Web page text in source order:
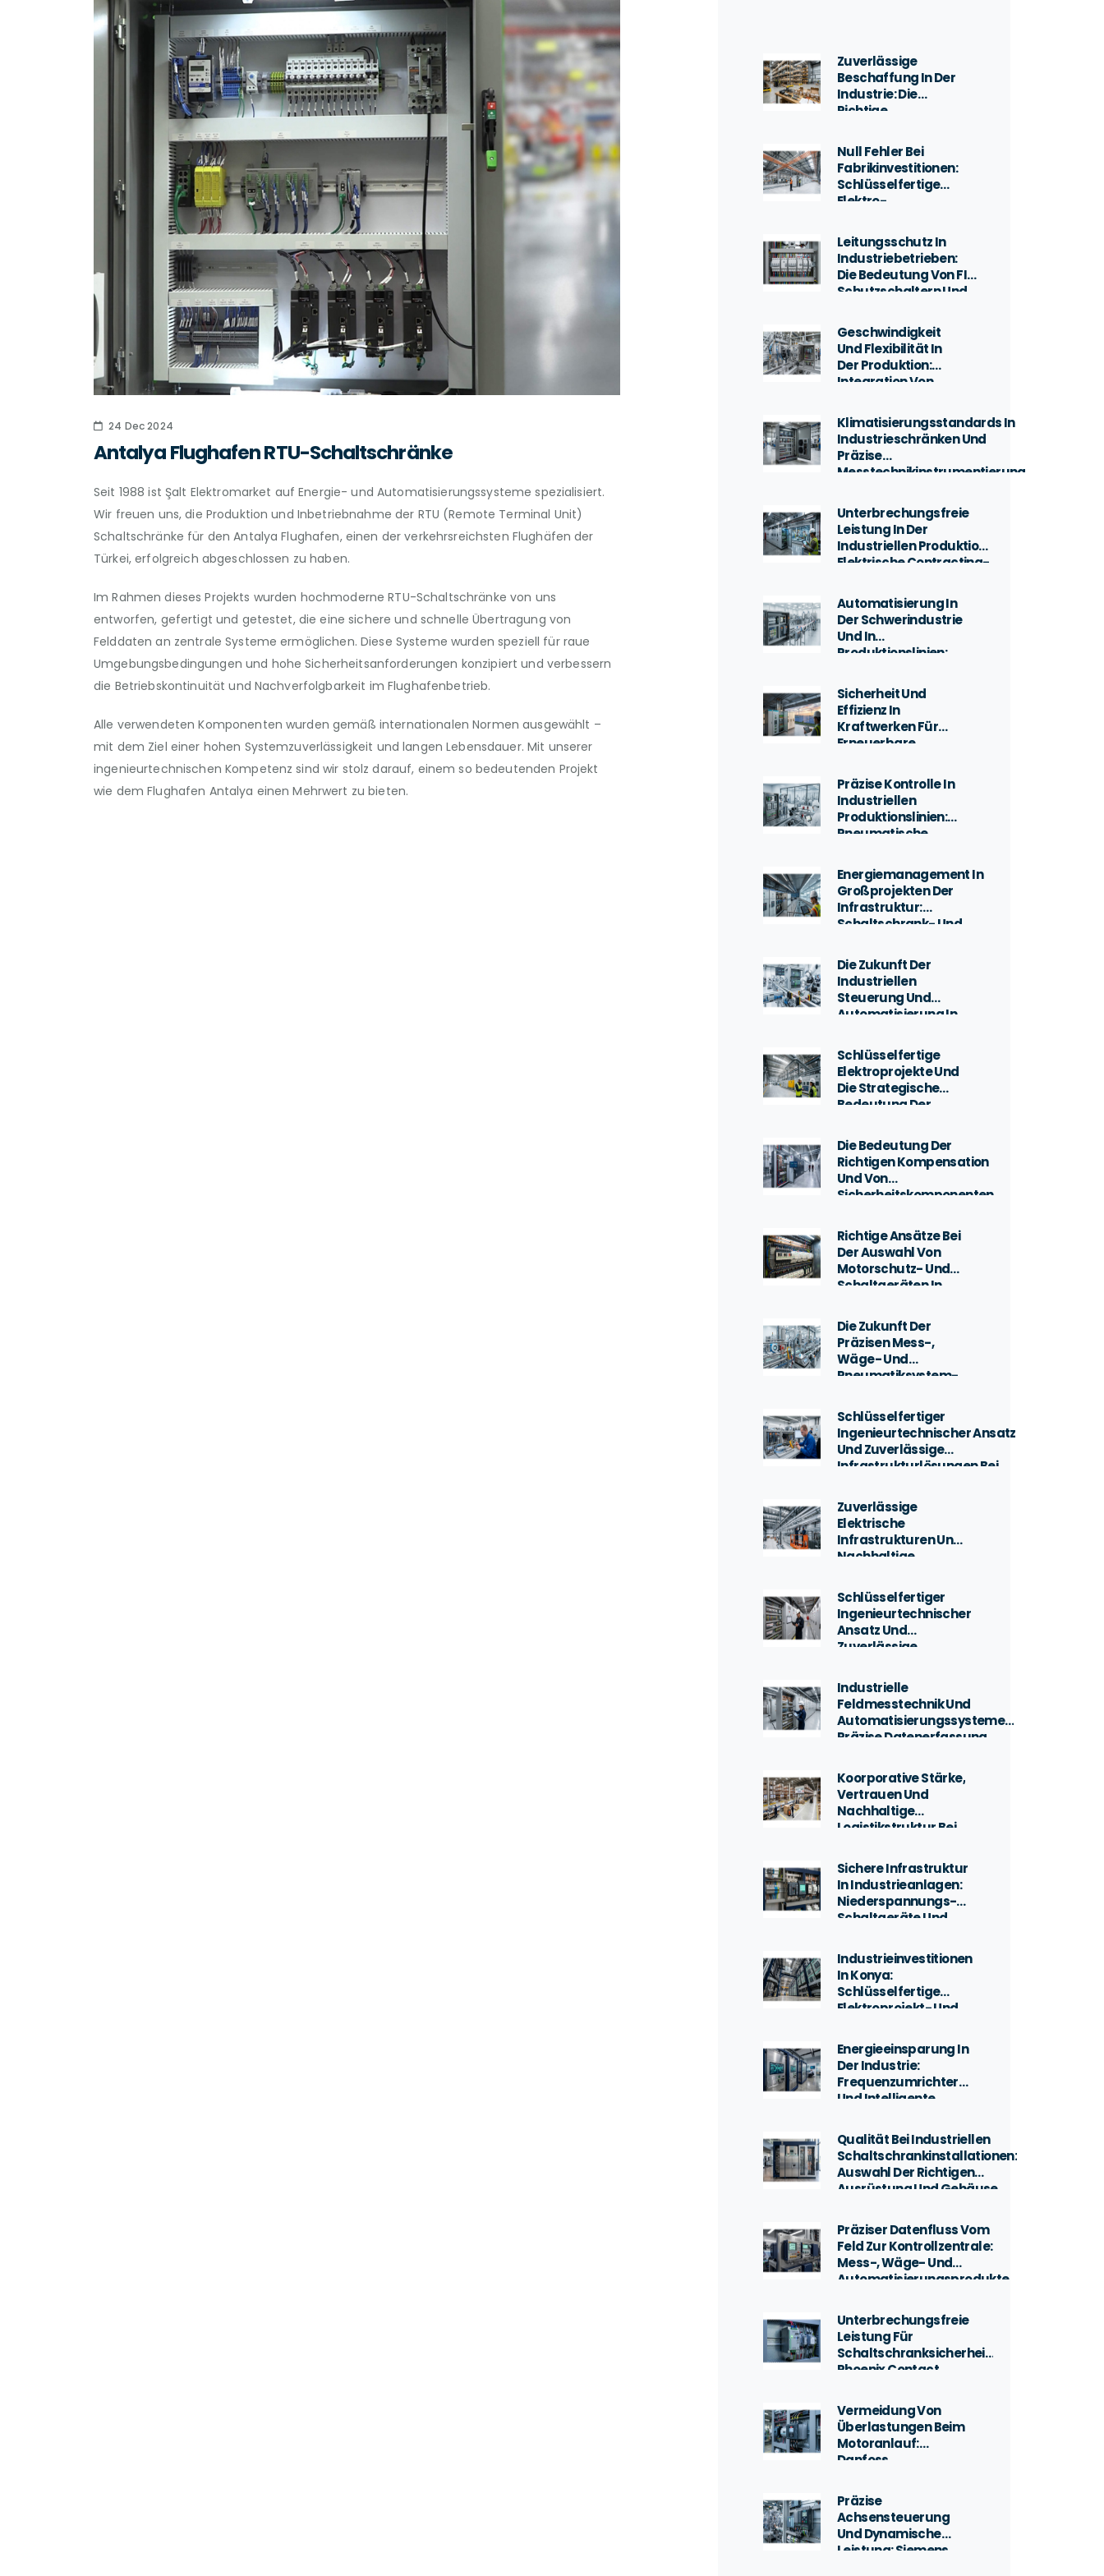
24 Dec 2024
Antalya Flughafen RTU-Schaltschränke
Seit 1988 ist Şalt Elektromarket auf Energie- und Automatisierungssysteme spezialisiert.
Wir freuen uns, die Produktion und Inbetriebnahme der RTU (Remote Terminal Unit)
Schaltschränke für den Antalya Flughafen, einen der verkehrsreichsten Flughäfen der
Türkei, erfolgreich abgeschlossen zu haben.
Im Rahmen dieses Projekts wurden hochmoderne RTU-Schaltschränke von uns
entworfen, gefertigt und getestet, die eine sichere und schnelle Übertragung von
Felddaten an zentrale Systeme ermöglichen. Diese Systeme wurden speziell für raue
Umgebungsbedingungen und hohe Sicherheitsanforderungen konzipiert und verbessern
die Betriebskontinuität und Nachverfolgbarkeit im Flughafenbetrieb.
Alle verwendeten Komponenten wurden gemäß internationalen Normen ausgewählt –
mit dem Ziel einer hohen Systemzuverlässigkeit und langen Lebensdauer. Mit unserer
ingenieurtechnischen Kompetenz sind wir stolz darauf, einem so bedeutenden Projekt
wie dem Flughafen Antalya einen Mehrwert zu bieten.
Zuverlässige
Beschaffung In Der
Industrie: Die
Richtige
Industriellen
Elektrogeräten
Null Fehler Bei
Fabrikinvestitionen:
Schlüsselfertige
Elektro-
Prozesse
Leitungsschutz In
Industriebetrieben:
Die Bedeutung Von FI-
Schutzschaltern Und
Geschwindigkeit
Und Flexibilität In
Der Produktion:
Integration Von
Und Pneumatischen
Technologien
Klimatisierungsstandards In
Industrieschränken Und
Präzise
Messtechnikinstrumentierung
Unterbrechungsfreie
Leistung In Der
Industriellen Produktion:
Elektrische Contracting-
Sichere
Infrastrukturinstallation
Automatisierung In
Der Schwerindustrie
Und In
Produktionslinien:
Performance Mit
Siemens, Danfoss
Und Omron
Sicherheit Und
Effizienz In
Kraftwerken Für
Erneuerbare
Von Schaltgeräten
In PV- Und
Windkraft-
Infrastrukturen
Präzise Kontrolle In
Industriellen
Produktionslinien:
Pneumatische
Industrielle
Wägelösungen
Energiemanagement In
Großprojekten Der
Infrastruktur:
Schaltschrank- Und
Die Zukunft Der
Industriellen
Steuerung Und
Automatisierung In
Schlüsselfertige
Elektroprojekte Und
Die Strategische
Bedeutung Der
Der Industrie Von
Konya
Die Bedeutung Der
Richtigen Kompensation
Und Von
Sicherheitskomponenten
Schaltschrankdesign
Richtige Ansätze Bei
Der Auswahl Von
Motorschutz- Und
Schaltgeräten In
Die Zukunft Der
Präzisen Mess-,
Wäge- Und
Pneumatiksystem-
Produktionslinien
Schlüsselfertiger
Ingenieurtechnischer Ansatz
Und Zuverlässige
Infrastrukturlösungen Bei
Elektroinstallationsprojekten
Zuverlässige
Elektrische
Infrastrukturen Und
Nachhaltige
In Kraftwerken Für
Erneuerbare
Energien
Schlüsselfertiger
Ingenieurtechnischer
Ansatz Und
Zuverlässige
In Bau- Und
Infrastrukturprojekten
Industrielle
Feldmesstechnik Und
Automatisierungssysteme:
Präzise Datenerfassung,
Instrumentierungslösungen
Koorporative Stärke,
Vertrauen Und
Nachhaltige
Logistikstruktur Bei
Von
Elektromaterialien
In Konya Mit Şalt
Elektromarket
Sichere Infrastruktur
In Industrieanlagen:
Niederspannungs-
Schaltgeräte Und
Industrieinvestitionen
In Konya:
Schlüsselfertige
Elektroprojekt- Und
Dienstleistungen
Energieeinsparung In
Der Industrie:
Frequenzumrichter
Und Intelligente
Qualität Bei Industriellen
Schaltschrankinstallationen:
Auswahl Der Richtigen
Ausrüstung Und Gehäuse
Präziser Datenfluss Vom
Feld Zur Kontrollzentrale:
Mess-, Wäge- Und
Automatisierungsprodukte
Unterbrechungsfreie
Leistung Für
Schaltschranksicherheit:
Phoenix Contact
(QUINT POWER)
Vermeidung Von
Überlastungen Beim
Motoranlauf:
Danfoss
(Softstarter)
Präzise
Achsensteuerung
Und Dynamische
Leistung: Siemens